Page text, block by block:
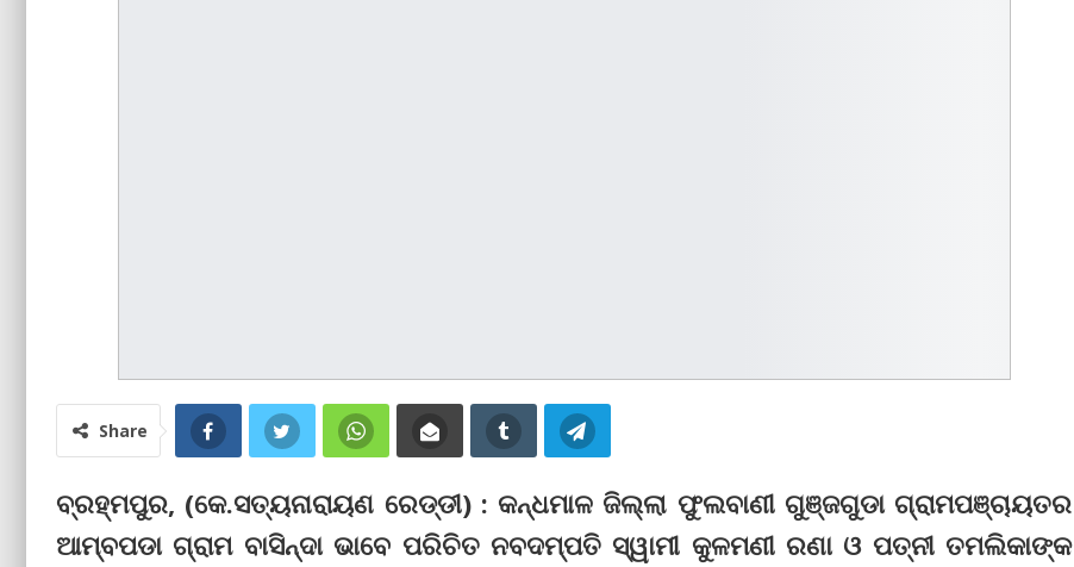
Share
ବ୍ରହ୍ମପୁର, (କେ.ସତ୍ୟନାରାୟଣ ରେଡ୍ଡୀ) : କନ୍ଧମାଳ ଜିଲ୍ଲା ଫୁଲବାଣୀ ଗୁଞ୍ଜଗୁଡା ଗ୍ରାମପଞ୍ଚାୟତର
ଆମ୍ବପଡା ଗ୍ରାମ ବାସିନ୍ଦା ଭାବେ ପରିଚିତ ନବଦମ୍ପତି ସ୍ୱାମୀ କୁଳମଣୀ ରଣା ଓ ପତ୍ନୀ ତମଲିକାଙ୍କ